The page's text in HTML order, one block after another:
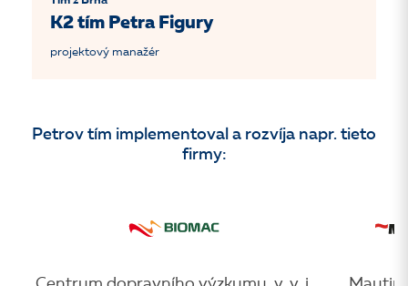
K2 tím Petra Figury
projektový manažér
Petrov tím implementoval a rozvíja napr. tieto
firmy: